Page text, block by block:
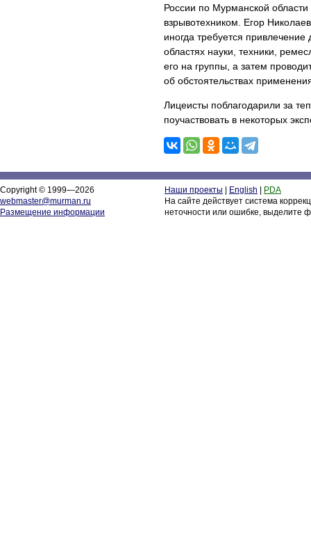
России по Мурманской
взрывотехником. Егор
иногда требуется
областях науки, техники,
его на группы, а затем
об обстоятельствах
Лицеисты поблагодарили за
поучаствовать в некоторых
Copyright © 1999—2026
webmaster@murman.ru
Размещение информации
Наши проекты English
PDA
На сайте действует система
неточности или ошибке, выделите